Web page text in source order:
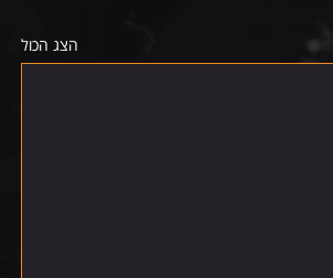
הצג הכול